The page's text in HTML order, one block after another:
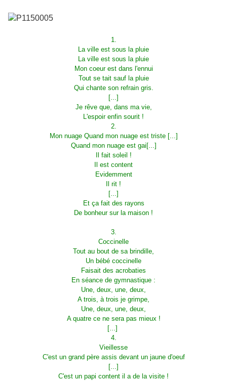
1.
La ville est sous la pluie
La ville est sous la pluie
Mon coeur est dans l'ennui
Tout se tait sauf la pluie
Qui chante son refrain gris.
[...]
Je rêve que, dans ma vie,
L'espoir enfin sourit !
2.
Mon nuage Quand mon nuage est triste [...]
Quand mon nuage est gai[...]
Il fait soleil !
Il est content
Evidemment
Il rit !
[...]
Et ça fait des rayons
De bonheur sur la maison !
3.
Coccinelle
Tout au bout de sa brindille,
Un bébé coccinelle
Faisait des acrobaties
En séance de gymnastique :
Une, deux, une, deux,
A trois, à trois je grimpe,
Une, deux, une, deux,
A quatre ce ne sera pas mieux !
[...]
4.
Vieillesse
C'est un grand père assis devant un jaune d'oeuf
[...]
C'est un papi content il a de la visite !